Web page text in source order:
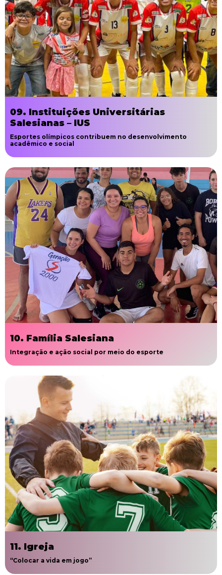
09. Instituições Universitárias
Salesianas – IUS
Esportes olímpicos contribuem no desenvolvimento
acadêmico e social
10. Família Salesiana
Integração e ação social por meio do esporte
11. Igreja
“Colocar a vida em jogo”